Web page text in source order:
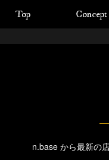
Top Concept
n.base から最新の